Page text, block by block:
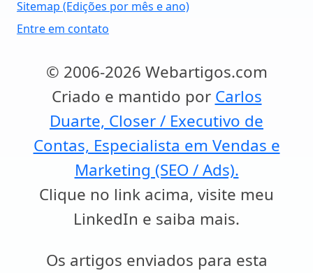
Sitemap (Edições por mês e ano)
Entre em contato
© 2006-2026 Webartigos.com
Criado e mantido por Carlos
Duarte, Closer / Executivo de
Contas, Especialista em Vendas e
Marketing (SEO / Ads).
Clique no link acima, visite meu
LinkedIn e saiba mais.
Os artigos enviados para esta